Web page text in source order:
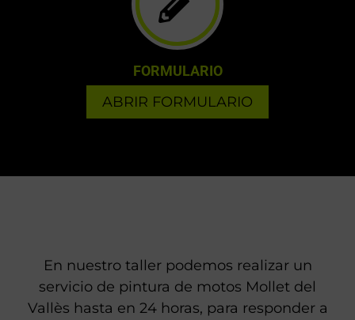
FORMULARIO
ABRIR FORMULARIO
En nuestro taller podemos realizar un
servicio de pintura de motos Mollet del
Vallès hasta en 24 horas, para responder a